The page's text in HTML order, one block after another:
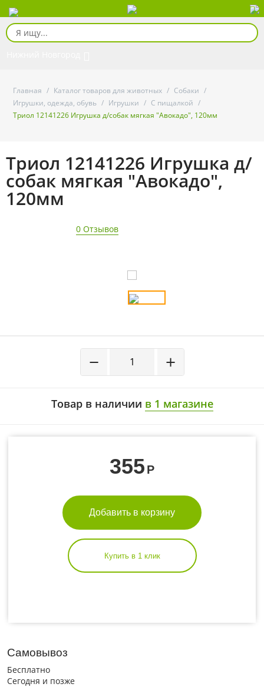
Главная / Каталог товаров для животных / Собаки /
Игрушки, одежда, обувь / Игрушки / С пищалкой /
Триол 12141226 Игрушка д/собак мягкая "Авокадо", 120мм
Триол 12141226 Игрушка д/
собак мягкая "Авокадо",
120мм
0 Отзывов
+
−
Товар в наличии в 1 магазине
355 Р
Добавить в корзину
Купить в 1 клик
Самовывоз
Бесплатно
Сегодня и позже